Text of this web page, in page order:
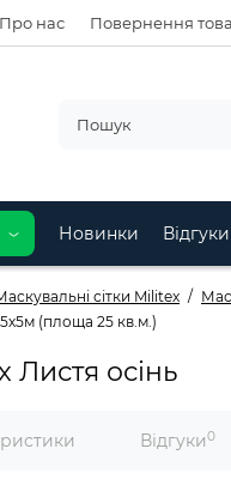
Про нас Повернення
Новинки
сітки Militex
(площа 25 кв.м.)
Листя осінь
Відгуки0